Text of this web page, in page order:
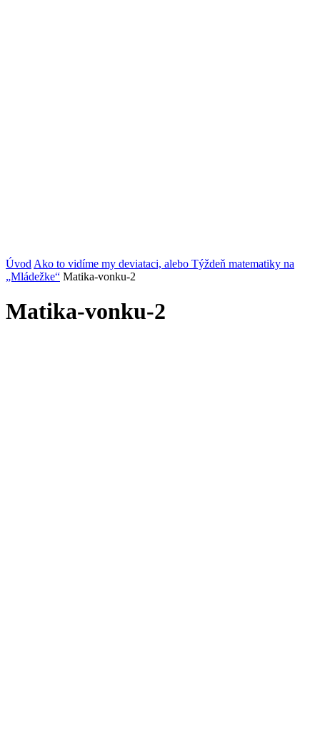
Úvod Ako to vidíme my deviataci, alebo Týždeň matematiky na
„Mládežke“ Matika-vonku-2
Matika-vonku-2